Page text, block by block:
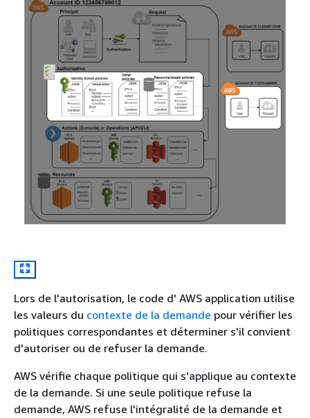
Lors de l'autorisation, le code d' AWS application utilise
les valeurs du contexte de la demande pour vérifier les
politiques correspondantes et déterminer s'il convient
d'autoriser ou de refuser la demande.
AWS vérifie chaque politique qui s'applique au contexte
de la demande. Si une seule politique refuse la
demande, AWS refuse l'intégralité de la demande et